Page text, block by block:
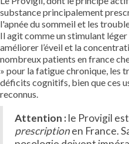
substance principalement
l'apnée du sommeil et les
Il agit comme un stimulant
améliorer l’éveil et la
nombreux patients en france
» pour la fatigue chronique, les
déficits cognitifs, bien que ces
reconnus.
Attention :le Provigil
prescriptionen France.